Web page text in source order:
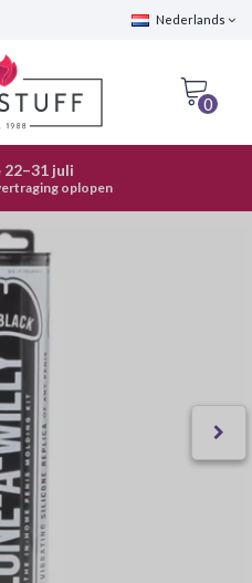
Nederlands
0
(24 uur)
juli
oplopen